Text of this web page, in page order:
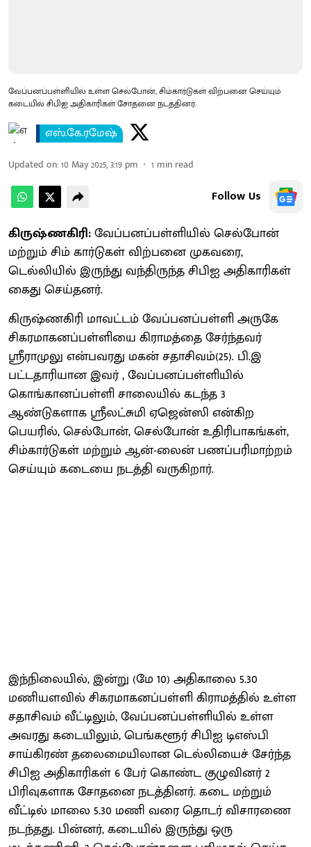
வேப்பனப்பள்ளியில் உள்ள செல்போன், சிம்கார்டுகள் விற்பனை செய்யும்
கடையில் சிபிஐ அதிகாரிகள் சோதனை நடத்தினர்.
எஸ்.கே.ரமேஷ்
Updated on:10 May 2025, 3:19 pm 1 min read
Follow Us
கிருஷ்ணகிரி:வேப்பனப்பள்ளியில் செல்போன்
மற்றும் சிம் கார்டுகள் விற்பனை முகவரை,
டெல்லியில் இருந்து வந்திருந்த சிபிஐ அதிகாரிகள்
கைது செய்தனர்.
கிருஷ்ணகிரி மாவட்டம் வேப்பனப்பள்ளி அருகே
சிகரமாகனப்பள்ளியை கிராமத்தை சேர்ந்தவர்
ஸ்ரீராமுலு என்பவரது மகன் சதாசிவம்(25). பி.இ
பட்டதாரியான இவர் , வேப்பனப்பள்ளியில்
கொங்கானப்பள்ளி சாலையில் கடந்த 3
ஆண்டுகளாக ஸ்ரீலட்சுமி ஏஜென்ஸி என்கிற
பெயரில், செல்போன், செல்போன் உதிரிபாகங்கள்,
சிம்கார்டுகள் மற்றும் ஆன்-லைன் பணப்பரிமாற்றம்
செய்யும் கடையை நடத்தி வருகிறார்.
இந்நிலையில், இன்று (மே 10) அதிகாலை 5.30
மணியளவில் சிகரமாகனப்பள்ளி கிராமத்தில் உள்ள
சதாசிவம் வீட்டிலும், வேப்பனப்பள்ளியில் உள்ள
அவரது கடையிலும், பெங்களூர் சிபிஐ டிஎஸ்பி
சாய்கிரண் தலைமையிலான டெல்லியைச் சேர்ந்த
சிபிஐ அதிகாரிகள் 6 பேர் கொண்ட குழுவினர் 2
பிரிவுகளாக சோதனை நடத்தினர். கடை மற்றும்
வீட்டில் மாலை 5.30 மணி வரை தொடர் விசாரணை
நடந்தது. பின்னர், கடையில் இருந்து ஒரு